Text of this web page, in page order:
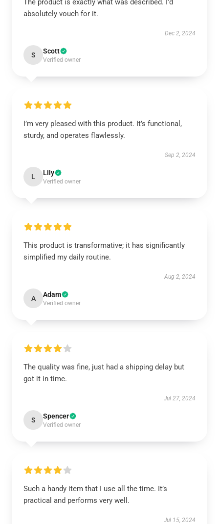
The product is exactly what was described. I’d
absolutely vouch for it.
Dec 2, 2024
S Scott
Verified owner
I’m very pleased with this product. It’s functional,
sturdy, and operates flawlessly.
Sep 2, 2024
L Lily
Verified owner
This product is transformative; it has significantly
simplified my daily routine.
Aug 2, 2024
A Adam
Verified owner
The quality was fine, just had a shipping delay but
got it in time.
Jul 27, 2024
S Spencer
Verified owner
Such a handy item that I use all the time. It’s
practical and performs very well.
Jul 15, 2024